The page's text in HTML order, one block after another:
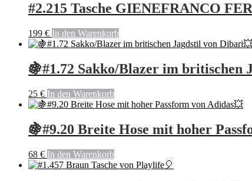
#2.215 Tasche GIENEFRANCO
199 € In den Warenkorb
🍇#1.72 Sakko/Blazer im britischen
25 € In den Warenkorb
🍇#9.20 Breite Hose mit hoher
68 € In den Warenkorb